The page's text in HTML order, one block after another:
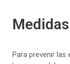
Para prevenir